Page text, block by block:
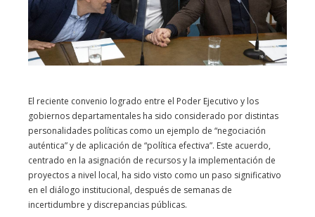
El reciente convenio logrado entre el Poder Ejecutivo y los
gobiernos departamentales ha sido considerado por distintas
personalidades políticas como un ejemplo de “negociación
auténtica” y de aplicación de “política efectiva”. Este acuerdo,
centrado en la asignación de recursos y la implementación de
proyectos a nivel local, ha sido visto como un paso significativo
en el diálogo institucional, después de semanas de
incertidumbre y discrepancias públicas.